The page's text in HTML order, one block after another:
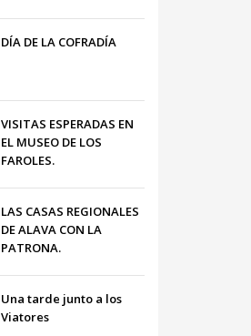
DÍA DE LA COFRADÍA
VISITAS ESPERADAS EN
EL MUSEO DE LOS
FAROLES.
LAS CASAS REGIONALES
DE ALAVA CON LA
PATRONA.
Una tarde junto a los
Viatores